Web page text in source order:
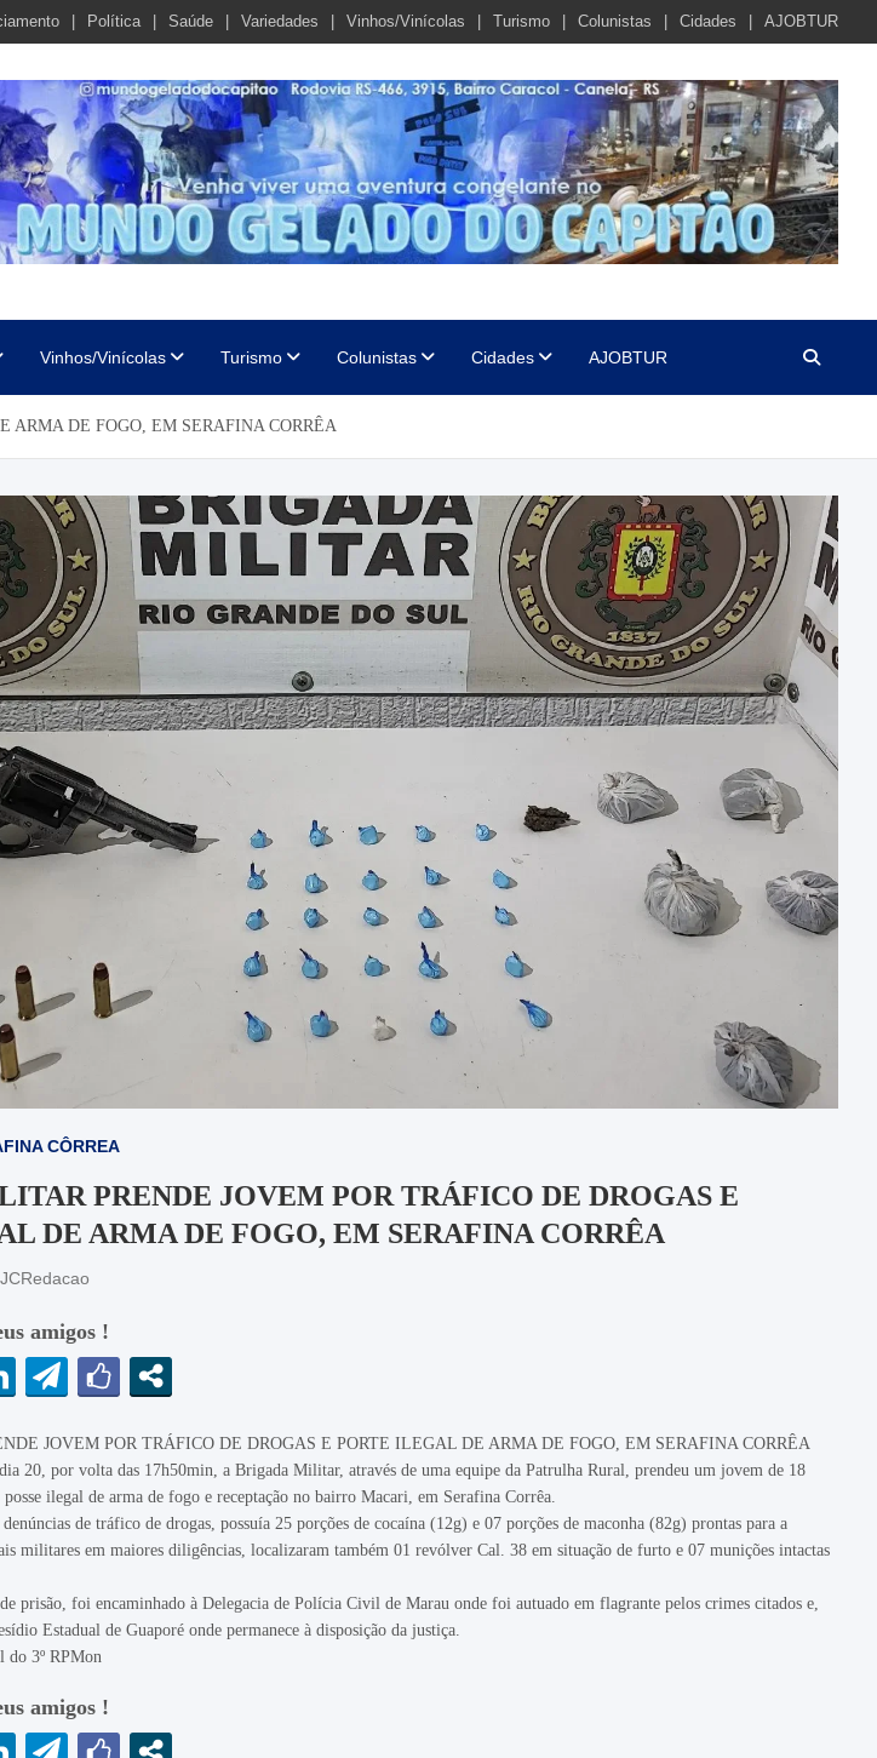
Política Saúde Variedades Vinhos/Vinícolas Turismo Colunistas Cidades AJOBTUR
Vinhos/Vinícolas Turismo Colunistas Cidades AJOBTUR
ARMA DE FOGO, EM SERAFINA CORRÊA
CÔRREA
PRENDE JOVEM POR TRÁFICO DE DROGAS E
DE ARMA DE FOGO, EM SERAFINA CORRÊA
JCRedacao
amigos !
JOVEM POR TRÁFICO DE DROGAS E PORTE ILEGAL DE ARMA DE FOGO, EM SERAFINA CORRÊA
20, por volta das 17h50min, a Brigada Militar, através de uma equipe da Patrulha Rural, prendeu um jovem de 18
ilegal de arma de fogo e receptação no bairro Macari, em Serafina Corrêa.
de tráfico de drogas, possuía 25 porções de cocaína (12g) e 07 porções de maconha (82g) prontas para a
militares em maiores diligências, localizaram também 01 revólver Cal. 38 em situação de furto e 07 munições intactas
prisão, foi encaminhado à Delegacia de Polícia Civil de Marau onde foi autuado em flagrante pelos crimes citados e,
Estadual de Guaporé onde permanece à disposição da justiça.
do 3º RPMon
amigos !